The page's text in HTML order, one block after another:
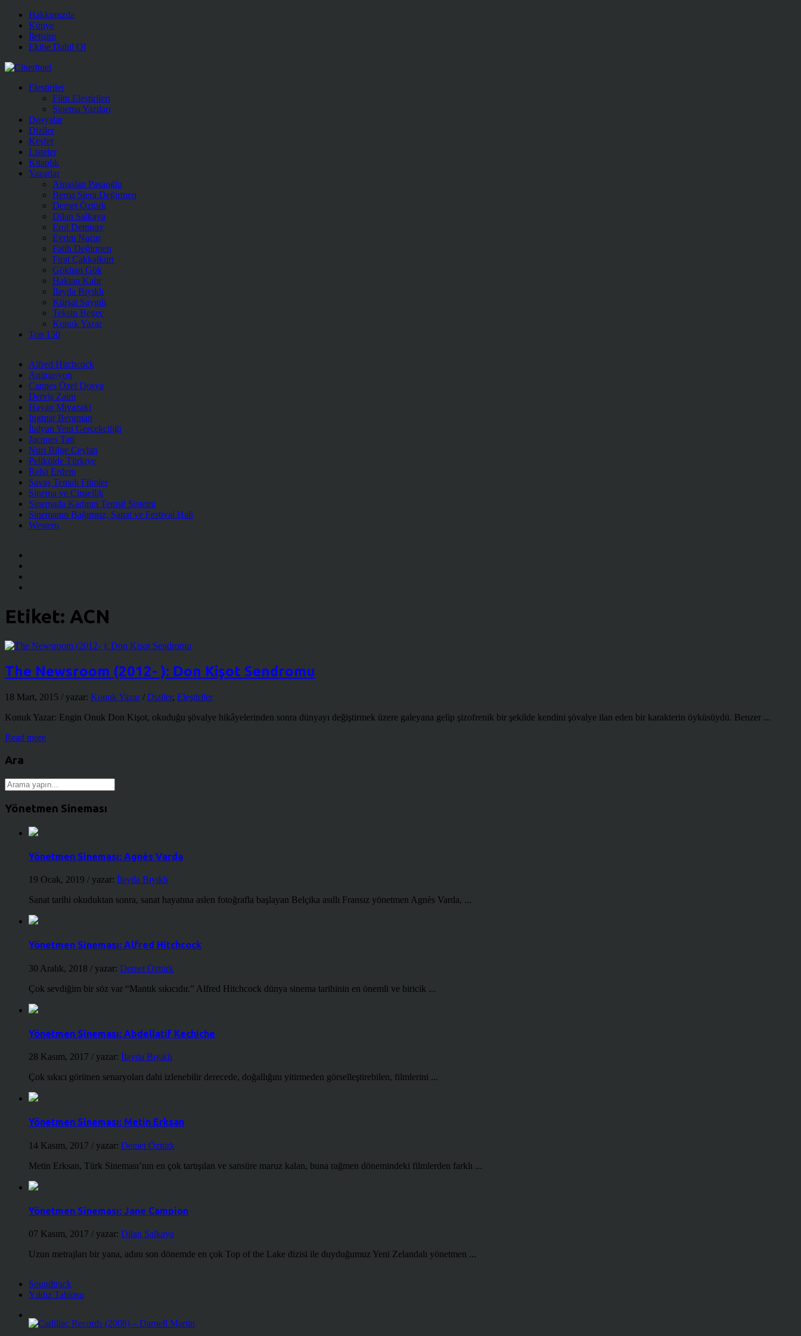
Hakkımızda
Künye
İletişim
Ekibe Dahil Ol
Eleştiriler
Film Eleştirileri
Sinema Yazıları
Dosyalar
Diziler
Keşfet
Listeler
Kitaplık
Yazarlar
Alpaslan Paşaoğlu
Berna Stera Değirmen
Demet Öztürk
Dilan Salkaya
Erol Demiray
Evrim Nacar
Fatih Değirmen
Fırat Çakkalkurt
Gökhan Gök
Haktan Kalır
İlayda Bıyıklı
Kürşat Saygılı
Teksin Begeç
Konuk Yazar
Top 150
Alfred Hitchcock
Animasyon
Cannes Özel Dosya
Derviş Zaim
Hayao Miyazaki
Ingmar Bergman
İtalyan Yeni Gerçekçiliği
Jacques Tati
Nuri Bilge Ceylan
Pelikülde Türkiye
Reha Erdem
Savaş Temalı Filmler
Sinema ve Cinsellik
Sinemada Kadının Temsil Sistemi
Sinemanın Bağımsız, Sanat ve Festival Hali
Western
Etiket: ACN
The Newsroom (2012- ): Don Kişot Sendromu
18 Mart, 2015 / yazar: Konuk Yazar/ Diziler, Eleştiriler
Konuk Yazar: Engin Onuk Don Kişot, okuduğu şövalye hikâyelerinden sonra dünyayı değiştirmek üzere galeyana gelip şizofrenik bir şekilde kendini şövalye ilan eden bir karakterin öyküsüydü. Benzer ...
Read more
Ara
Yönetmen Sineması
Yönetmen Sineması: Agnès Varda
19 Ocak, 2019 / yazar: İlayda Bıyıklı
Sanat tarihi okuduktan sonra, sanat hayatına aslen fotoğrafla başlayan Belçika asıllı Fransız yönetmen Agnès Varda, ...
Yönetmen Sineması: Alfred Hitchcock
30 Aralık, 2018 / yazar: Demet Öztürk
Çok sevdiğim bir söz var “Mantık sıkıcıdır.” Alfred Hitchcock dünya sinema tarihinin en önemli ve biricik ...
Yönetmen Sineması: Abdellatif Kechiche
28 Kasım, 2017 / yazar: İlayda Bıyıklı
Çok sıkıcı görünen senaryoları dahi izlenebilir derecede, doğallığını yitirmeden görselleştirebilen, filmlerini ...
Yönetmen Sineması: Metin Erksan
14 Kasım, 2017 / yazar: Demet Öztürk
Metin Erksan, Türk Sineması’nın en çok tartışılan ve sansüre maruz kalan, buna rağmen dönemindeki filmlerden farklı ...
Yönetmen Sineması: Jane Campion
07 Kasım, 2017 / yazar: Dilan Salkaya
Uzun metrajları bir yana, adını son dönemde en çok Top of the Lake dizisi ile duyduğumuz Yeni Zelandalı yönetmen ...
Soundtrack
Yıldız Tablosu